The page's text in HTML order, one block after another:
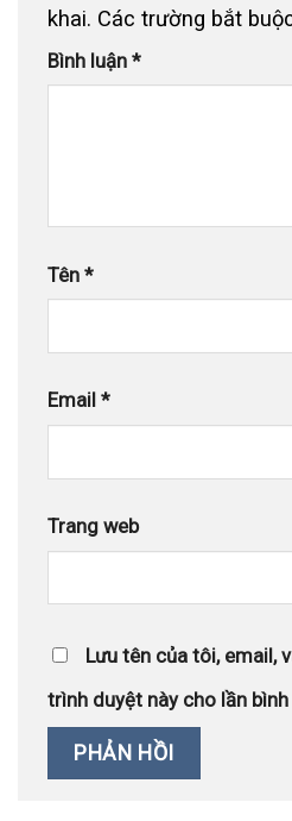
khai. Các trường bắt
Bình luận *
Tên *
Email *
Trang web
Lưu tên của tôi, email,
trình duyệt này cho lần